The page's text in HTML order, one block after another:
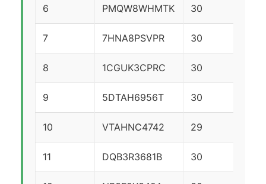
6 PMQW8WHMTK 30
7 7HNA8PSVPR 30
8 1CGUK3CPRC 30
9 5DTAH6956T 30
10 VTAHNC4742 29
11 DQB3R3681B 30